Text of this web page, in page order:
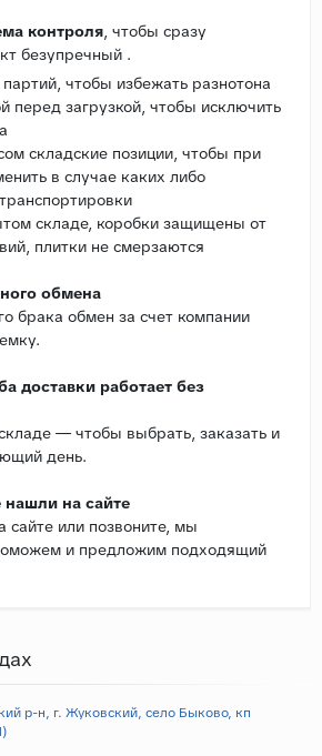
контроля , чтобы сразу
безупречный .
чтобы избежать разнотона
перед загрузкой, чтобы исключить
складские позиции, чтобы при
в случае каких либо
складе, коробки защищены от
плитки не смерзаются
обмена
брака обмен за счет компании
доставки работает без
— чтобы выбрать, заказать и
день.
нашли на сайте
сайте или позвоните, мы
и предложим подходящий
р-н, г. Жуковский, село Быково, кп